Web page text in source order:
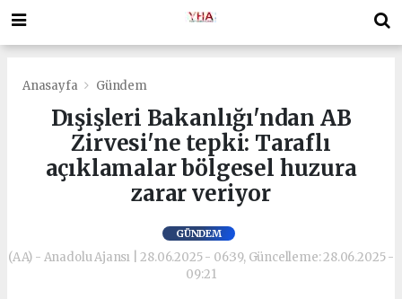
Anasayfa Gündem
Dışişleri Bakanlığı'ndan AB
Zirvesi'ne tepki: Taraflı
açıklamalar bölgesel huzura
zarar veriyor
GÜNDEM
(AA) - Anadolu Ajansı | 28.06.2025 - 06:39, Güncelleme: 28.06.2025 -
09:21